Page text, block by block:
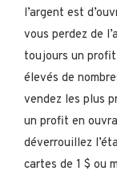
l’argent est
vous perdez de
toujours un
élevés de
vendez les plus
un profit en
déverrouillez
cartes de 1 $ ou